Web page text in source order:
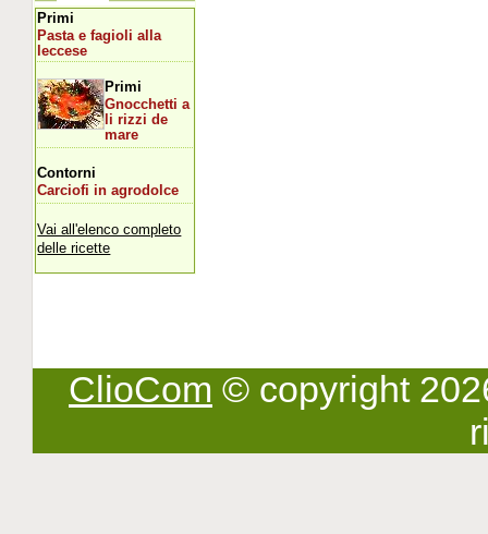
Primi
Pasta e fagioli alla
leccese
Primi
Gnocchetti a
li rizzi de
mare
Contorni
Carciofi in agrodolce
Vai all'elenco completo
delle ricette
ClioCom © copyright